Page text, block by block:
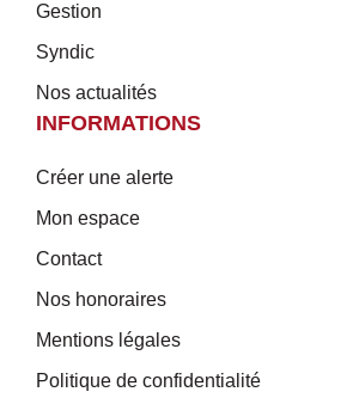
Gestion
Syndic
Nos actualités
INFORMATIONS
Créer une alerte
Mon espace
Contact
Nos honoraires
Mentions légales
Politique de confidentialité